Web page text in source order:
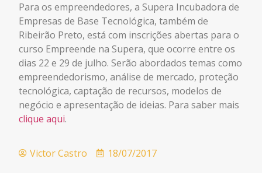
Para os empreendedores, a Supera Incubadora de
Empresas de Base Tecnológica, também de
Ribeirão Preto, está com inscrições abertas para o
curso Empreende na Supera, que ocorre entre os
dias 22 e 29 de julho. Serão abordados temas como
empreendedorismo, análise de mercado, proteção
tecnológica, captação de recursos, modelos de
negócio e apresentação de ideias. Para saber mais
clique aqui.
Victor Castro 18/07/2017